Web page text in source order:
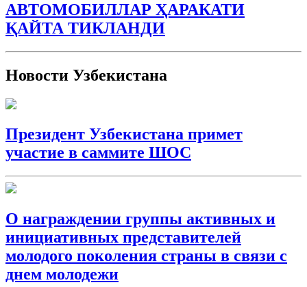
АВТОМОБИЛЛАР ҲАРАКАТИ
ҚАЙТА ТИКЛАНДИ
Новости Узбекистана
Президент Узбекистана примет
участие в саммите ШОС
О награждении группы активных и
инициативных представителей
молодого поколения страны в связи с
днем молодежи